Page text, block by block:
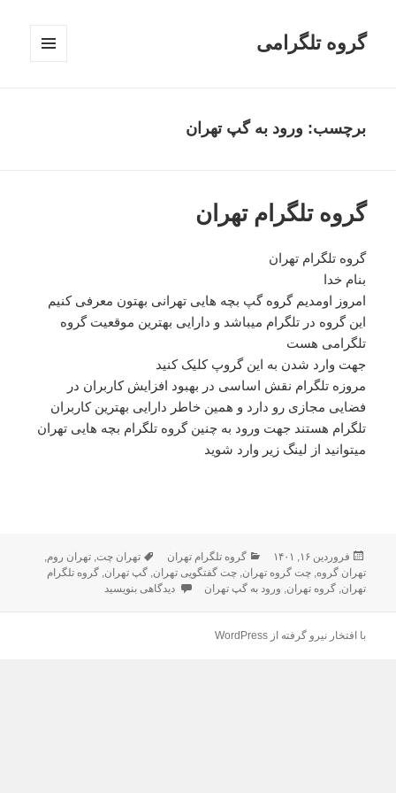
گروه تلگرامی
برچسب: ورود به گپ تهران
گروه تلگرام تهران
گروه تلگرام تهران
بنام خدا
امروز اومدیم گروه گپ بچه هایی تهرانی بهتون معرفی کنیم
این گروه در تلگرام میباشد و دارایی بهترین موقعیت گروه
تلگرامی هست
جهت وارد شدن به این گروپ کلیک کنید
مروزه تلگرام نقش اساسی در بهبود افزایش کاربران در
فضایی مجازی رو دارد و همین خاطر دارایی بهترین کاربران
تلگرام هستند جهت ورود به چنین گروه تلگرام بچه هایی تهران
میتوانید از لینگ زیر وارد شوید
ارسال
شده
در
فروردین ۱۶, ۱۴۰۱ دسته‌ها
گروه تلگرام تهران برچسب‌ها
تهران چت,تهران روم,
تهران گروه,چت گروه تهران,چت گفتگویی تهران,گپ تهران,گروه تلگرام
تهران,گروه تهران, ورود به گپ تهران برای گروه تلگرام تهران
دیدگاهی بنویسید
با افتخار نیرو گرفته از WordPress